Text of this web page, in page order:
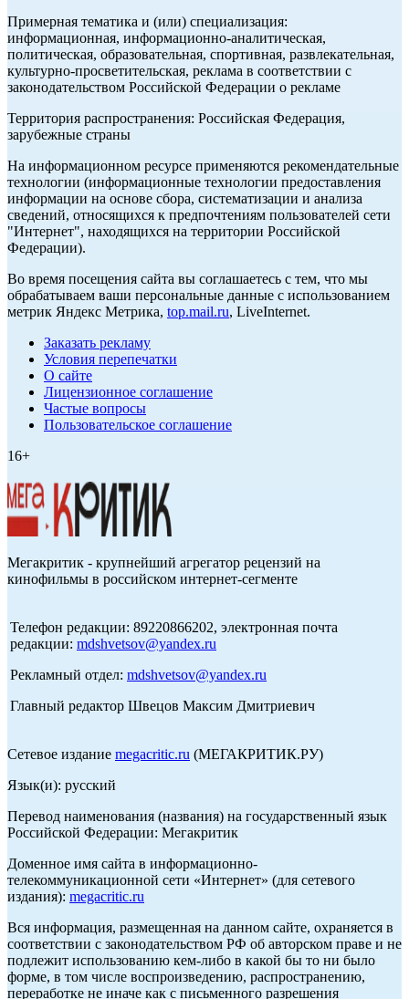
Примерная тематика и (или) специализация:
информационная, информационно-аналитическая,
политическая, образовательная, спортивная, развлекательная,
культурно-просветительская, реклама в соответствии с
законодательством Российской Федерации о рекламе
Территория распространения: Российская Федерация,
зарубежные страны
На информационном ресурсе применяются рекомендательные
технологии (информационные технологии предоставления
информации на основе сбора, систематизации и анализа
сведений, относящихся к предпочтениям пользователей сети
"Интернет", находящихся на территории Российской
Федерации).
Во время посещения сайта вы соглашаетесь с тем, что мы
обрабатываем ваши персональные данные с использованием
метрик Яндекс Метрика, top.mail.ru, LiveInternet.
Заказать рекламу
Условия перепечатки
О сайте
Лицензионное соглашение
Частые вопросы
Пользовательское соглашение
16+
Мегакритик - крупнейший агрегатор рецензий на
кинофильмы в российском интернет-сегменте
Телефон редакции: 89220866202, электронная почта
редакции: mdshvetsov@yandex.ru
Рекламный отдел: mdshvetsov@yandex.ru
Главный редактор Швецов Максим Дмитриевич
Сетевое издание megacritic.ru (МЕГАКРИТИК.РУ)
Язык(и): русский
Перевод наименования (названия) на государственный язык
Российской Федерации: Мегакритик
Доменное имя сайта в информационно-
телекоммуникационной сети «Интернет» (для сетевого
издания): megacritic.ru
Вся информация, размещенная на данном сайте, охраняется в
соответствии с законодательством РФ об авторском праве и не
подлежит использованию кем-либо в какой бы то ни было
форме, в том числе воспроизведению, распространению,
переработке не иначе как с письменного разрешения